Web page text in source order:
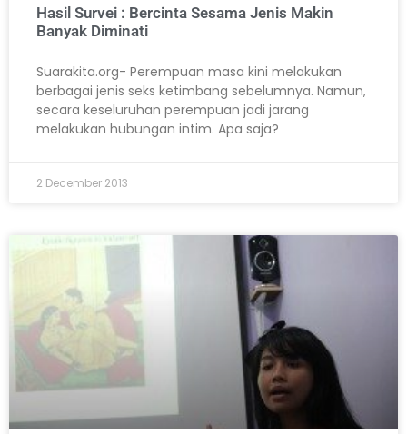
Hasil Survei : Bercinta Sesama Jenis Makin
Banyak Diminati
Suarakita.org- Perempuan masa kini melakukan
berbagai jenis seks ketimbang sebelumnya. Namun,
secara keseluruhan perempuan jadi jarang
melakukan hubungan intim. Apa saja?
2 December 2013